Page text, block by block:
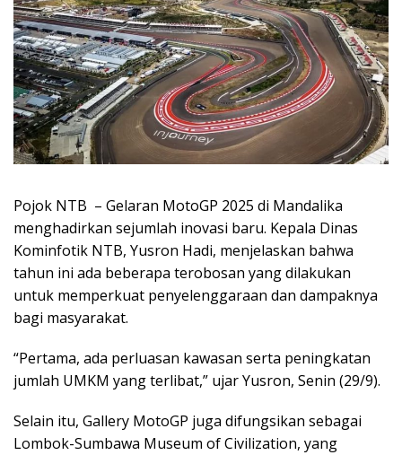
Pojok NTB – Gelaran MotoGP 2025 di Mandalika
menghadirkan sejumlah inovasi baru. Kepala Dinas
Kominfotik NTB, Yusron Hadi, menjelaskan bahwa
tahun ini ada beberapa terobosan yang dilakukan
untuk memperkuat penyelenggaraan dan dampaknya
bagi masyarakat.
“Pertama, ada perluasan kawasan serta peningkatan
jumlah UMKM yang terlibat,” ujar Yusron, Senin (29/9).
Selain itu, Gallery MotoGP juga difungsikan sebagai
Lombok-Sumbawa Museum of Civilization, yang